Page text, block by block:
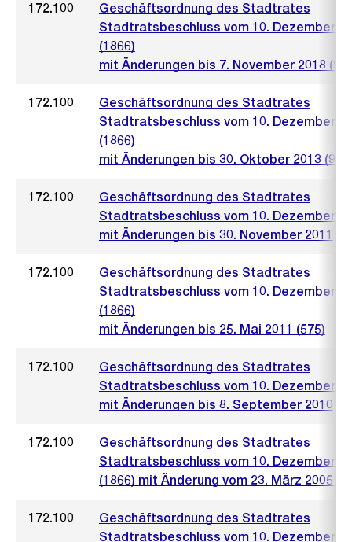
172.100
Geschäftsordnung des Stadtrates
Stadtratsbeschluss vom 10. Dezember
(1866)
mit Änderungen bis 7. November 2018
172.100
Geschäftsordnung des Stadtrates
Stadtratsbeschluss vom 10. Dezember
(1866)
mit Änderungen bis 30. Oktober 2013
172.100
Geschäftsordnung des Stadtrates
Stadtratsbeschluss vom 10. Dezember
mit Änderungen bis 30. November 2011
172.100
Geschäftsordnung des Stadtrates
Stadtratsbeschluss vom 10. Dezember
(1866)
mit Änderungen bis 25. Mai 2011 (575)
172.100
Geschäftsordnung des Stadtrates
Stadtratsbeschluss vom 10. Dezember
mit Änderungen bis 8. September 2010
172.100
Geschäftsordnung des Stadtrates
Stadtratsbeschluss vom 10. Dezember
(1866) mit Änderung vom 23. März 2005
172.100
Geschäftsordnung des Stadtrates
Stadtratsbeschluss vom 10. Dezember